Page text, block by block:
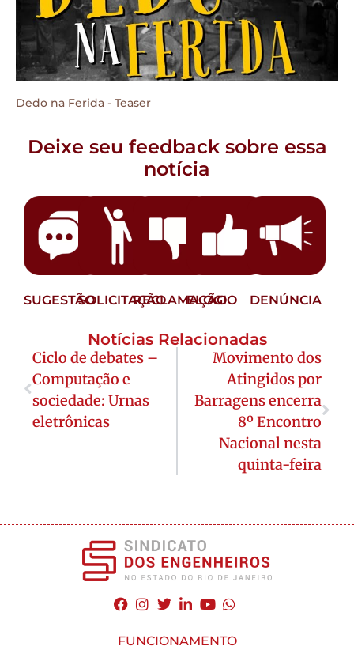
Dedo na Ferida - Teaser
Deixe seu feedback sobre essa
notícia
SUGESTÃOSOLICITAÇÃORECLAMAÇÃO
ELOGIO DENÚNCIA
Notícias Relacionadas
Ciclo de debates –
Computação e
sociedade: Urnas
eletrônicas
Movimento dos
Atingidos por
Barragens encerra
8º Encontro
Nacional nesta
quinta-feira
FUNCIONAMENTO